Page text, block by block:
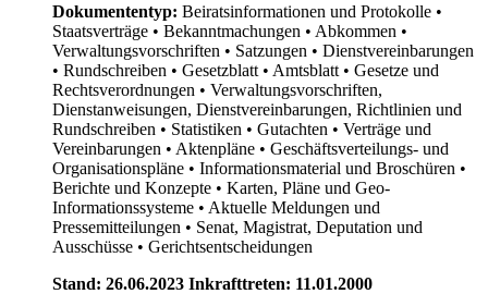
Dokumententyp: Beiratsinformationen und Protokolle •
Staatsverträge • Bekanntmachungen • Abkommen •
Verwaltungsvorschriften • Satzungen • Dienstvereinbarungen
• Rundschreiben • Gesetzblatt • Amtsblatt • Gesetze und
Rechtsverordnungen • Verwaltungsvorschriften,
Dienstanweisungen, Dienstvereinbarungen, Richtlinien und
Rundschreiben • Statistiken • Gutachten • Verträge und
Vereinbarungen • Aktenpläne • Geschäftsverteilungs- und
Organisationspläne • Informationsmaterial und Broschüren •
Berichte und Konzepte • Karten, Pläne und Geo-
Informationssysteme • Aktuelle Meldungen und
Pressemitteilungen • Senat, Magistrat, Deputation und
Ausschüsse • Gerichtsentscheidungen
Stand: 26.06.2023 Inkrafttreten: 11.01.2000